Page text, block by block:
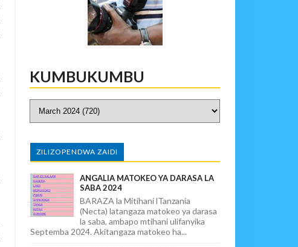
KUMBUKUMBU
ZILIZOPENDWA ZAIDI
ANGALIA MATOKEO YA DARASA LA
SABA 2024
BARAZA la Mitihani lTanzania
(Necta) latangaza matokeo ya darasa
la saba, ambapo mtihani ulifanyika
Septemba 2024. Akitangaza matokeo ha...